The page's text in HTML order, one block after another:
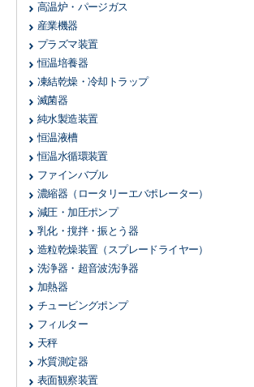
高温炉・パージガス
産業機器
プラズマ装置
恒温培養器
凍結乾燥・冷却トラップ
滅菌器
純水製造装置
恒温液槽
恒温水循環装置
ファインバブル
濃縮器（ロータリーエバポレーター）
減圧・加圧ポンプ
乳化・撹拌・振とう器
造粒乾燥装置（スプレードライヤー）
洗浄器・超音波洗浄器
加熱器
チュービングポンプ
フィルター
天秤
水質測定器
表面観察装置